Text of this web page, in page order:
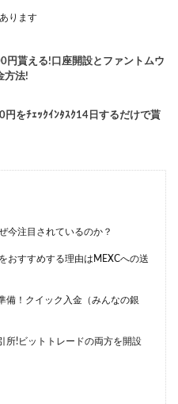
ります
円貰える!口座開設とファントムウ
方法!
円をﾁｪｯｸｲﾝﾀｽｸ14日するだけで貰
今注目されているのか？
おすすめする理由はMEXCへの送
備！クイック入金（みんなの銀
所!ビットトレードの両方を開設